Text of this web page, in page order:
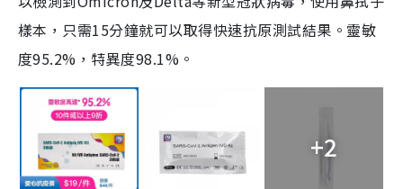
樣本，只需15分鐘就可以取得快速抗原測試結果。靈敏
度95.2%，特異度98.1%。
+2